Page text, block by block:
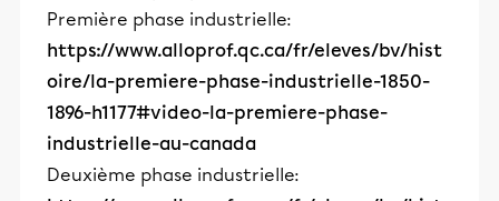
Première phase industrielle:
https://www.alloprof.qc.ca/fr/eleves/bv/hist
oire/la-premiere-phase-industrielle-1850-
1896-h1177#video-la-premiere-phase-
industrielle-au-canada
Deuxième phase industrielle: